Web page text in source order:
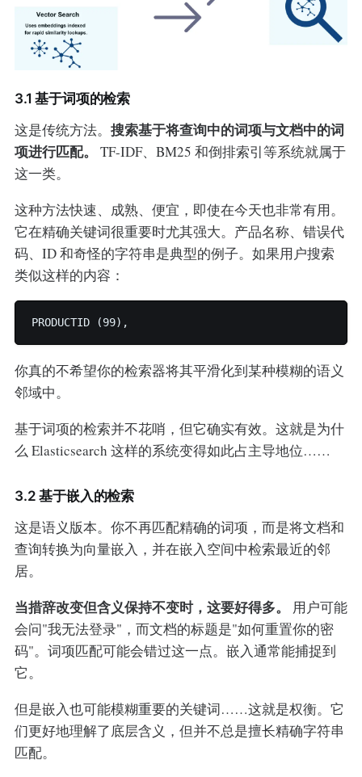
3.1 基于词项的检索
这是传统方法。 搜索基于将查询中的词项与文档中的词
项进行匹配。
TF-IDF、BM25 和倒排索引等系统就属于
这一类。
这种方法快速、成熟、便宜，即使在今天也非常有用。
它在精确关键词很重要时尤其强大。产品名称、错误代
码、ID 和奇怪的字符串是典型的例子。如果用户搜索
类似这样的内容：
你真的不希望你的检索器将其平滑化到某种模糊的语义
邻域中。
基于词项的检索并不花哨，但它确实有效。这就是为什
么 Elasticsearch 这样的系统变得如此占主导地位……
3.2 基于嵌入的检索
这是语义版本。你不再匹配精确的词项，而是将文档和
查询转换为向量嵌入，并在嵌入空间中检索最近的邻
居。
当措辞改变但含义保持不变时，这要好得多。
用户可能
会问"我无法登录"，而文档的标题是"如何重置你的密
码"。词项匹配可能会错过这一点。嵌入通常能捕捉到
它。
但是嵌入也可能模糊重要的关键词……这就是权衡。它
们更好地理解了底层含义，但并不总是擅长精确字符串
匹配。